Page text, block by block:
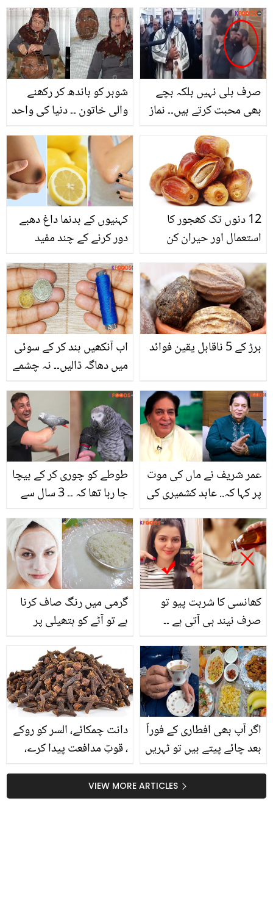
شوہر کو باندھ کر رکھنے
والی خاتون ۔۔ دنیا کی واحد
چہرے کو ہی قید کر دیا،
مگر کیوں؟ جانیے دلچسپ
وجہ
صرف بلی نہیں بلکہ بچے
بھی محبت کرتے ہیں۔۔ نماز
بھی بلی کی طرح امام
صاحب سے لپٹ گئے! ویڈیو
دیکھیں
کہنیوں کے بدنما داغ دھبے
دور کرنے کے چند مفید
12 دنوں تک کھجور کا
استعمال اور حیران کن
اب آنکھیں بند کر کے سوئی
میں دھاگہ ڈالیں۔۔ نہ چشمے
محتاجی! سوئی میں دھاگہ
ڈالنے کے 3 آسان طریقے
ہرڑ کے 5 ناقابل یقین فوائد
طوطے کو چوری کر کے بیچا
جا رہا تھا کہ ۔۔ 3 سال سے
سے مالک کے پاس کیسے
پہنچا؟ جان کر آپ بھی
حیران رہ جائیں گے
عمر شریف نے ماں کی موت
پر کہا کہ.. عابد کشمیری کی
اندر ہی اندر کھا گیا! انتقال
سے پہلے آخری انٹرویو
گرمی میں رنگ صاف کرنا
ہے تو آٹے کو ہتھیلی پر
سے استعمال کریں،
کھانسی کا شربت پیو تو
صرف نیند ہی آتی ہے ۔۔
تیار کردہ کھانسی کا شربت
بنانے کا وہ طریقہ، جو
دوائی سے زیادہ تیزی سے
کام کرے
دانت چمکائے، السر کو روکے
، قوتِ مدافعت پیدا کرے،
قیمتی فوائد
اگر آپ بھی افطاری کے فوراً
بعد چائے پیتے ہیں تو ٹہریں
ایسے نقصانات جو ہر کسی
کے لیے جاننا ضروری ہیں
VIEW MORE ARTICLES